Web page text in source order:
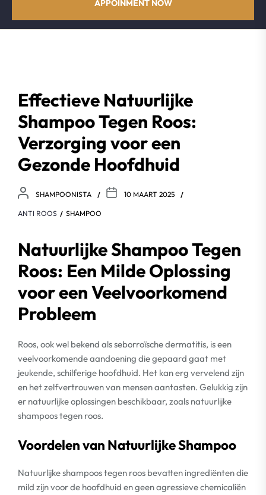
APPOINMENT NOW
Effectieve Natuurlijke
Shampoo Tegen Roos:
Verzorging voor een
Gezonde Hoofdhuid
SHAMPOONISTA 10 MAART 2025
ANTI ROOS SHAMPOO
Natuurlijke Shampoo Tegen
Roos: Een Milde Oplossing
voor een Veelvoorkomend
Probleem
Roos, ook wel bekend als seborroïsche dermatitis, is een
veelvoorkomende aandoening die gepaard gaat met
jeukende, schilferige hoofdhuid. Het kan erg vervelend zijn
en het zelfvertrouwen van mensen aantasten. Gelukkig zijn
er natuurlijke oplossingen beschikbaar, zoals natuurlijke
shampoos tegen roos.
Voordelen van Natuurlijke Shampoo
Natuurlijke shampoos tegen roos bevatten ingrediënten die
mild zijn voor de hoofdhuid en geen agressieve chemicaliën